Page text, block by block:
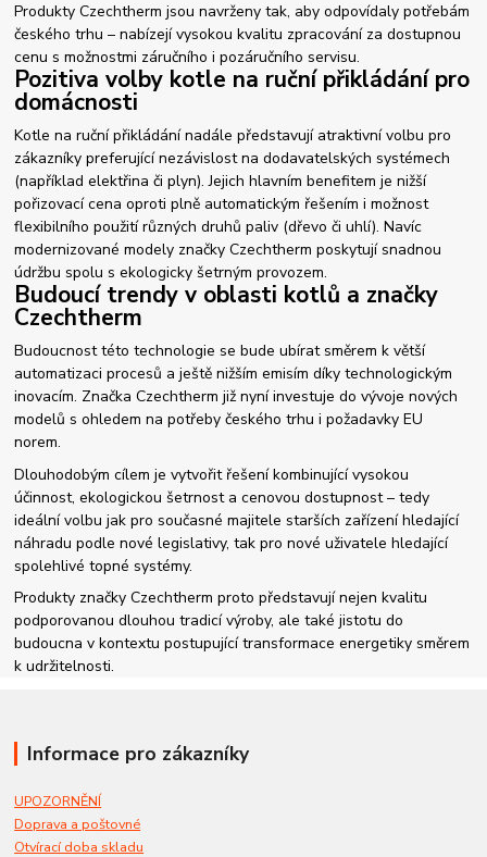
Produkty Czechtherm jsou navrženy tak, aby odpovídaly potřebám
českého trhu – nabízejí vysokou kvalitu zpracování za dostupnou
cenu s možnostmi záručního i pozáručního servisu.
Pozitiva volby kotle na ruční přikládání pro
domácnosti
Kotle na ruční přikládání nadále představují atraktivní volbu pro
zákazníky preferující nezávislost na dodavatelských systémech
(například elektřina či plyn). Jejich hlavním benefitem je nižší
pořizovací cena oproti plně automatickým řešením i možnost
flexibilního použití různých druhů paliv (dřevo či uhlí). Navíc
modernizované modely značky Czechtherm poskytují snadnou
údržbu spolu s ekologicky šetrným provozem.
Budoucí trendy v oblasti kotlů a značky
Czechtherm
Budoucnost této technologie se bude ubírat směrem k větší
automatizaci procesů a ještě nižším emisím díky technologickým
inovacím. Značka Czechtherm již nyní investuje do vývoje nových
modelů s ohledem na potřeby českého trhu i požadavky EU
norem.
Dlouhodobým cílem je vytvořit řešení kombinující vysokou
účinnost, ekologickou šetrnost a cenovou dostupnost – tedy
ideální volbu jak pro současné majitele starších zařízení hledající
náhradu podle nové legislativy, tak pro nové uživatele hledající
spolehlivé topné systémy.
Produkty značky Czechtherm proto představují nejen kvalitu
podporovanou dlouhou tradicí výroby, ale také jistotu do
budoucna v kontextu postupující transformace energetiky směrem
k udržitelnosti.
Informace pro zákazníky
UPOZORNĚNÍ
Doprava a poštovné
Otvírací doba skladu